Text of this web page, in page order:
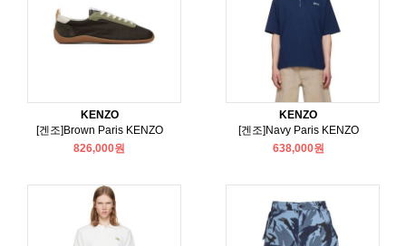
KENZO
[겐조]Brown Paris KENZO
826,000원
KENZO
[겐조]Navy Paris KENZO
638,000원